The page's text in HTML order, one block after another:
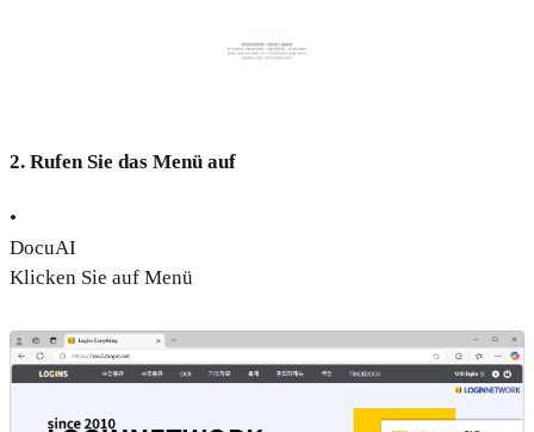
2. Rufen Sie das Menü auf
•
DocuAI
Klicken Sie auf Menü